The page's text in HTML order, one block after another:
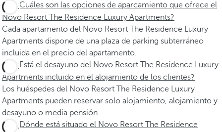
¿Cuáles son las opciones de aparcamiento que ofrece el
Novo Resort The Residence Luxury Apartments?
Cada apartamento del Novo Resort The Residence Luxury
Apartments dispone de una plaza de parking subterráneo
incluida en el precio del apartamento.
¿Está el desayuno del Novo Resort The Residence Luxury
Apartments incluido en el alojamiento de los clientes?
Los huéspedes del Novo Resort The Residence Luxury
Apartments pueden reservar solo alojamiento, alojamiento y
desayuno o media pensión.
¿Dónde está situado el Novo Resort The Residence